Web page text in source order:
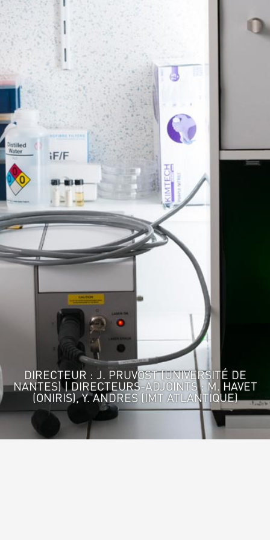
DIRECTEUR : J. PRUVOST (UNIVERSITÉ DE
NANTES) | DIRECTEURS-ADJOINTS : M. HAVET
(ONIRIS), Y. ANDRES (IMT ATLANTIQUE)
Accueil>